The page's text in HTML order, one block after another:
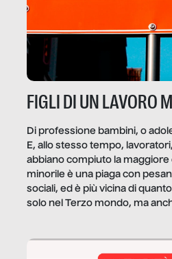
FIGLI DI UN LAVORO
Di professione bambini, o
E, allo stesso tempo,
abbiano compiuto la maggiore
minorile è una piaga con
sociali, ed è più vicina di
solo nel Terzo mondo, ma